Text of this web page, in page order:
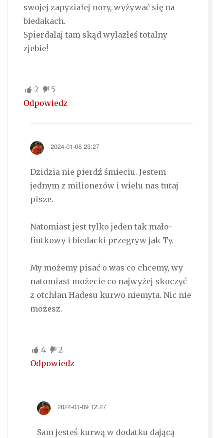
swojej zapyziałej nory, wyżywać się na
biedakach.
Spierdalaj tam skąd wylazłeś totalny
zjebie!
2
5
Odpowiedz
2024-01-08 23:27
Dzidzia nie pierdź śmieciu. Jestem
jednym z milionerów i wielu nas tutaj
pisze.
Natomiast jest tylko jeden tak mało-
fiutkowy i biedacki przegryw jak Ty.
My możemy pisać o was co chcemy, wy
natomiast możecie co najwyżej skoczyć
z otchłan Hadesu kurwo niemyta. Nic nie
możesz.
4
2
Odpowiedz
2024-01-09 12:27
Sam jesteś kurwą w dodatku dającą